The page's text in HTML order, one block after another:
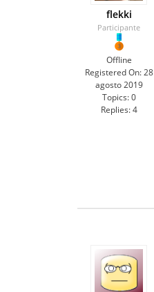
flekki
Participante
Offline
Registered On: 28
agosto 2019
Topics: 0
Replies: 4